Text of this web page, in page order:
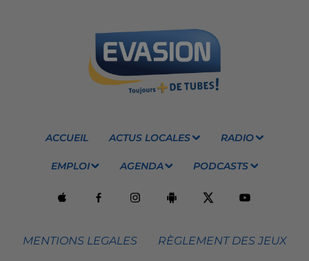
ACCUEIL ACTUS LOCALES RADIO
EMPLOI AGENDA PODCASTS
MENTIONS LEGALES RÈGLEMENT DES JEUX